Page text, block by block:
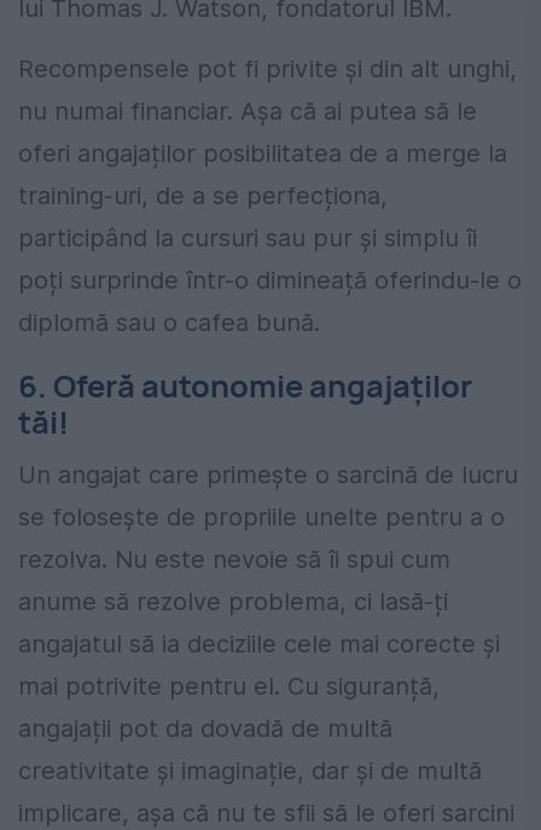
lui Thomas J. Watson, fondatorul IBM.
Recompensele pot fi privite și din alt unghi,
nu numai financiar. Așa că ai putea să le
oferi angajaților posibilitatea de a merge la
training-uri, de a se perfecționa,
participând la cursuri sau pur și simplu îi
poți surprinde într-o dimineață oferindu-le o
diplomă sau o cafea bună.
6. Oferă autonomie angajaților
tăi!
Un angajat care primește o sarcină de lucru
se folosește de propriile unelte pentru a o
rezolva. Nu este nevoie să îi spui cum
anume să rezolve problema, ci lasă-ți
angajatul să ia deciziile cele mai corecte și
mai potrivite pentru el. Cu siguranță,
angajații pot da dovadă de multă
creativitate și imaginație, dar și de multă
implicare, așa că nu te sfii să le oferi sarcini